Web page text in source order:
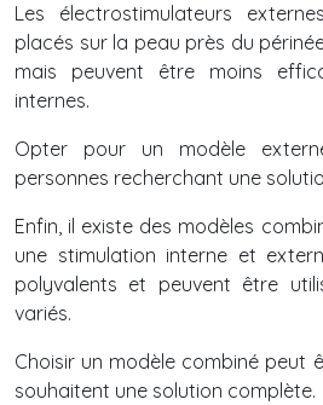
Les électrostimulateurs
placés sur la peau près du
mais peuvent être moins
internes.
Opter pour un modèle
personnes recherchant une
Enfin, il existe des modèles
une stimulation interne et
polyvalents et peuvent être
variés.
Choisir un modèle combiné peut
souhaitent une solution complète.